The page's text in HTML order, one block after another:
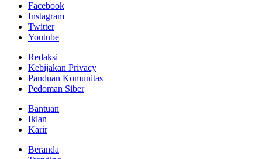
Facebook
Instagram
Twitter
Youtube
Redaksi
Kebijakan Privacy
Panduan Komunitas
Pedoman Siber
Bantuan
Iklan
Karir
Beranda